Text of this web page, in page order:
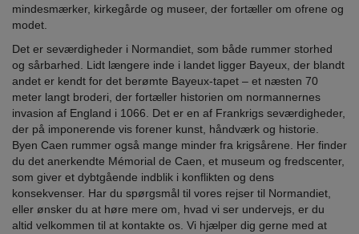
mindesmærker, kirkegårde og museer, der fortæller om ofrene og
modet.
Det er seværdigheder i Normandiet, som både rummer storhed
og sårbarhed. Lidt længere inde i landet ligger Bayeux, der blandt
andet er kendt for det berømte Bayeux-tapet – et næsten 70
meter langt broderi, der fortæller historien om normannernes
invasion af England i 1066. Det er en af Frankrigs seværdigheder,
der på imponerende vis forener kunst, håndværk og historie.
Byen Caen rummer også mange minder fra krigsårene. Her finder
du det anerkendte Mémorial de Caen, et museum og fredscenter,
som giver et dybtgående indblik i konflikten og dens
konsekvenser. Har du spørgsmål til vores rejser til Normandiet,
eller ønsker du at høre mere om, hvad vi ser undervejs, er du
altid velkommen til at kontakte os. Vi hjælper dig gerne med at